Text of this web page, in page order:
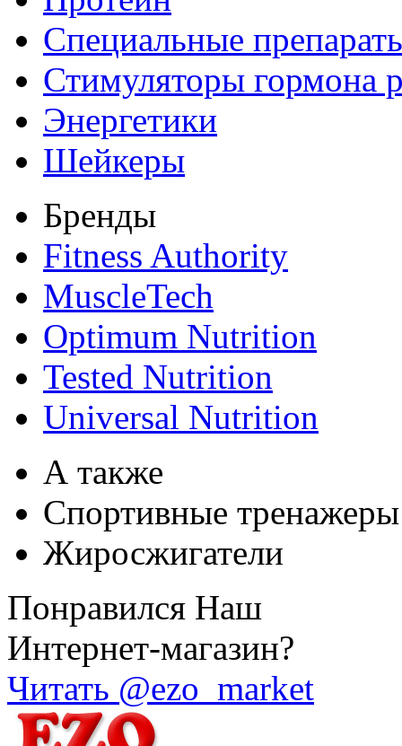
Специальные
Стимуляторы гормона
Энергетики
Шейкеры
Бренды
Fitness Authority
MuscleTech
Optimum Nutrition
Tested Nutrition
Universal Nutrition
А также
Спортивные тренажеры
Жиросжигатели
Понравился Наш
Интернет-магазин?
Читать @ezo_market